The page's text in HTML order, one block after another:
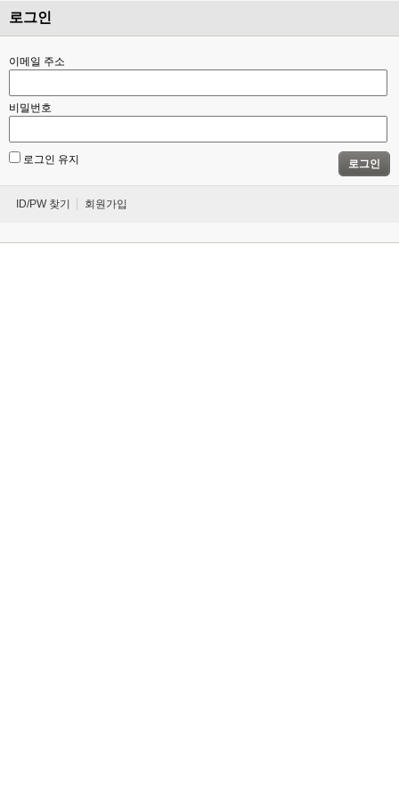
로그인
이메일 주소
비밀번호
로그인 유지 로그인
ID/PW 찾기 회원가입